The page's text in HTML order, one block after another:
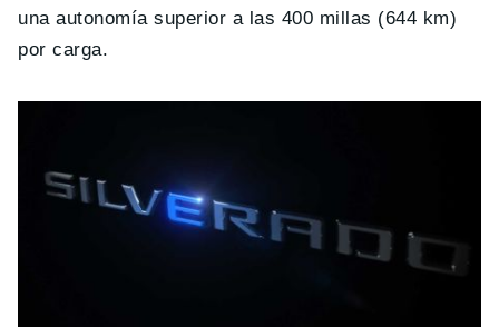
una autonomía superior a las 400 millas (644 km)
por carga.